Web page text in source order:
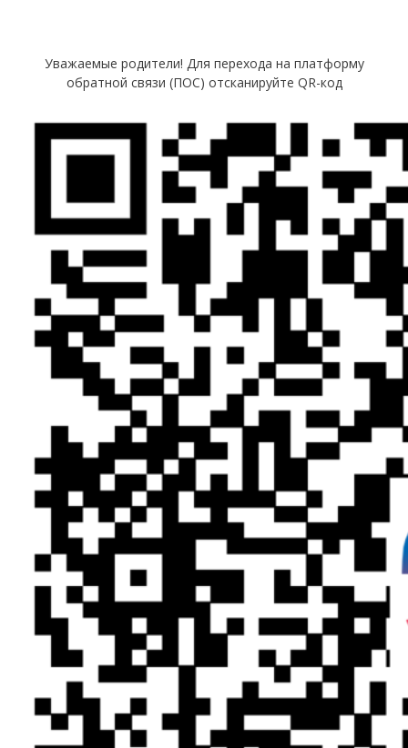
Уважаемые родители! Для перехода на платформу
обратной связи (ПОС) отсканируйте QR-код